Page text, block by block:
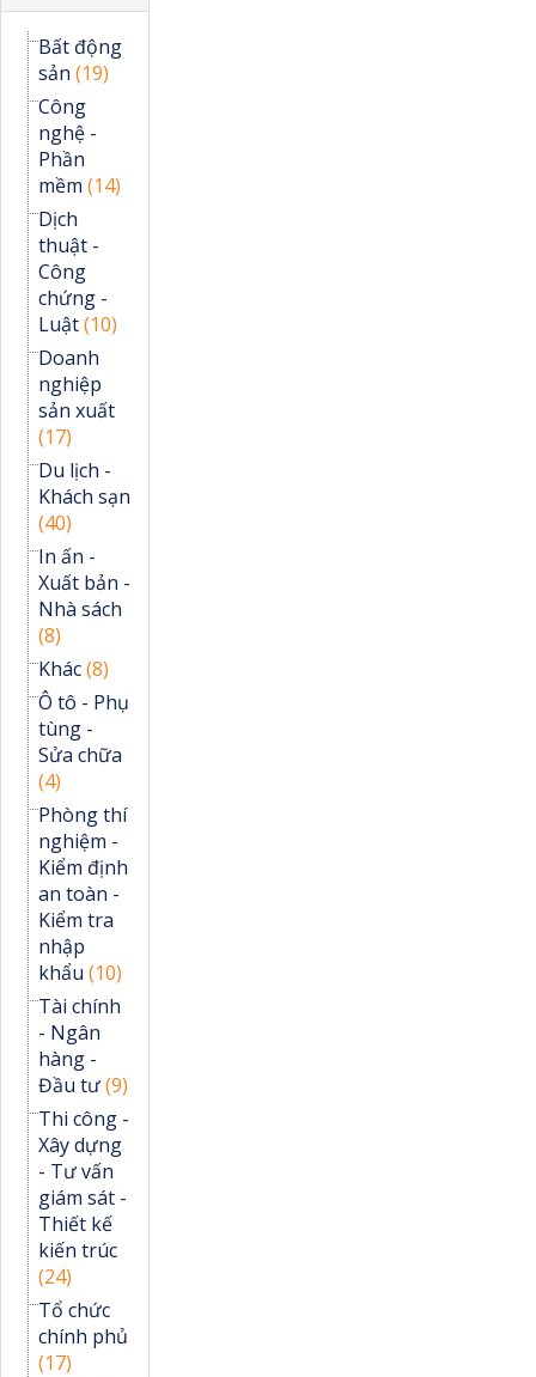
Bất động
sản (19)
Công
nghệ -
Phần
mềm (14)
Dịch
thuật -
Công
chứng -
Luật(10)
Doanh
nghiệp
sản xuất
(17)
Du lịch -
Khách sạn
(40)
In ấn -
Xuất bản -
Nhà sách
(8)
Khác(8)
Ô tô - Phụ
tùng -
Sửa chữa
(4)
Phòng thí
nghiệm -
Kiểm định
an toàn -
Kiểm tra
nhập
khẩu (10)
Tài chính
- Ngân
hàng -
Đầu tư(9)
Thi công -
Xây dựng
- Tư vấn
giám sát -
Thiết kế
kiến trúc
(24)
Tổ chức
chính phủ
(17)